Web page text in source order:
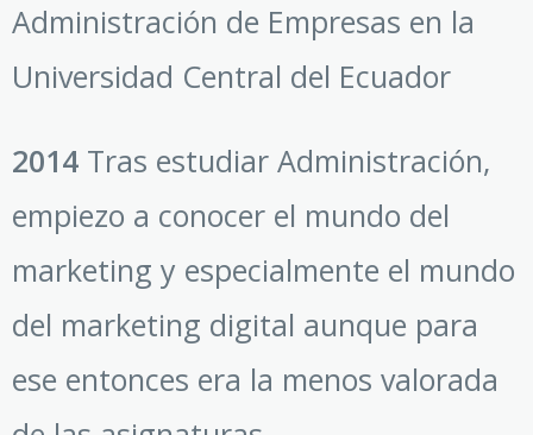
Administración de Empresas en la
Universidad Central del Ecuador
2014 Tras estudiar Administración,
empiezo a conocer el mundo del
marketing y especialmente el mundo
del marketing digital aunque para
ese entonces era la menos valorada